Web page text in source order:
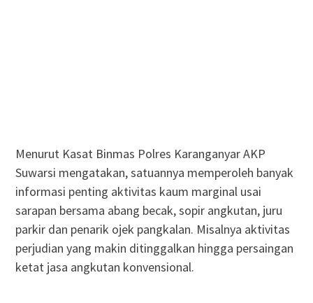
Menurut Kasat Binmas Polres Karanganyar AKP
Suwarsi mengatakan, satuannya memperoleh banyak
informasi penting aktivitas kaum marginal usai
sarapan bersama abang becak, sopir angkutan, juru
parkir dan penarik ojek pangkalan. Misalnya aktivitas
perjudian yang makin ditinggalkan hingga persaingan
ketat jasa angkutan konvensional.